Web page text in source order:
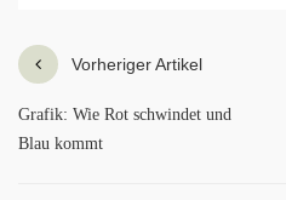
Vorheriger Artikel
Grafik: Wie Rot schwindet und
Blau kommt